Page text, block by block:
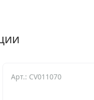
Арт.: CV011070